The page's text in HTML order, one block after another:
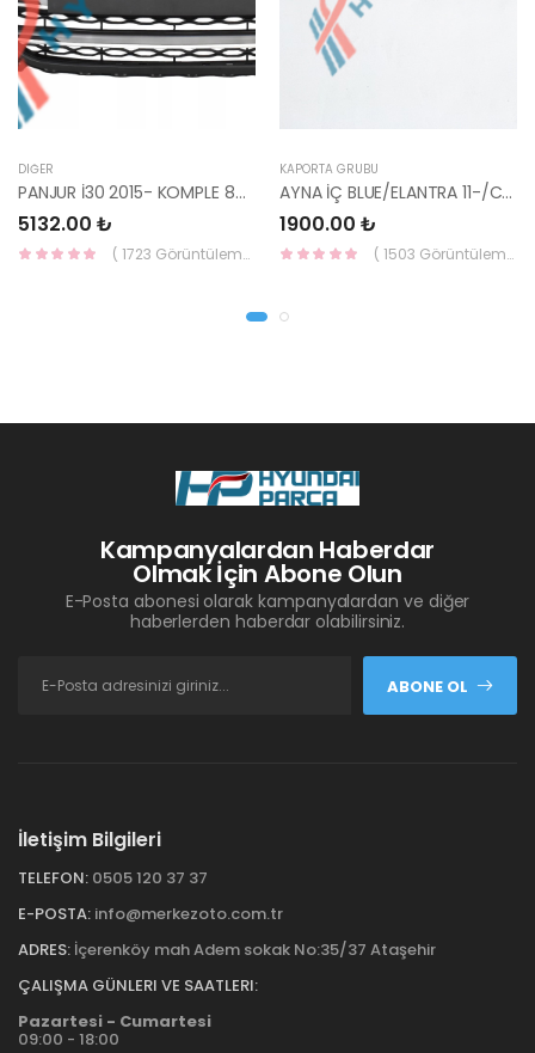
DIĞER
PANJUR İ30 2015- KOMPLE 86350-A6800-YS
5132.00 ₺
( 1723 Görüntüleme )
KAPORTA GRUBU
AYNA İÇ BLUE/ELANTRA 11-/CEED 10-/RİO 12-/SPORTAGE 11- 85101-3X100-HMC
1900.00 ₺
( 1503 Görüntüleme )
Kampanyalardan Haberdar
Olmak İçin Abone Olun
E-Posta abonesi olarak kampanyalardan ve diğer
haberlerden haberdar olabilirsiniz.
ABONE OL
İletişim Bilgileri
TELEFON: 0505 120 37 37
E-POSTA: info@merkezoto.com.tr
ADRES: İçerenköy mah Adem sokak No:35/37 Ataşehir
ÇALIŞMA GÜNLERI VE SAATLERI:
Pazartesi - Cumartesi
09:00 - 18:00